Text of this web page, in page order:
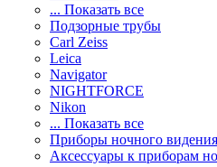
... Показать все
Подзорные трубы
Carl Zeiss
Leica
Navigator
NIGHTFORCE
Nikon
... Показать все
Приборы ночного видения
Аксессуары к приборам